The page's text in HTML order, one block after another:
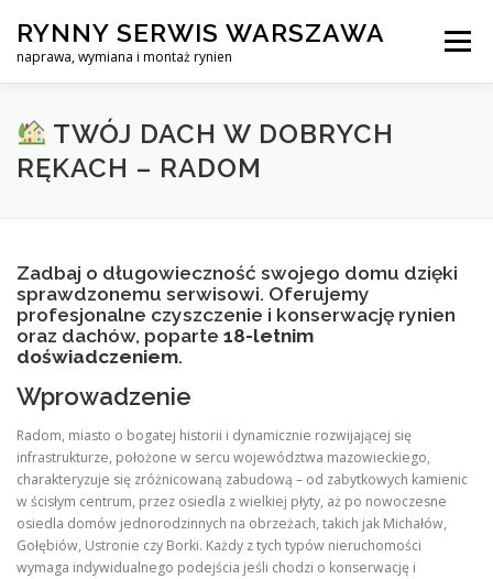
content
RYNNY SERWIS WARSZAWA
naprawa, wymiana i montaż rynien
Menu
CZYSZCZENIE PROFESJONALNA NAPRAWA, WYMIANA I
TWÓJ DACH W DOBRYCH
RĘKACH – RADOM
Zadbaj o długowieczność swojego domu dzięki
sprawdzonemu serwisowi. Oferujemy
profesjonalne czyszczenie i konserwację rynien
oraz dachów, poparte 18-letnim
doświadczeniem.
Wprowadzenie
Radom, miasto o bogatej historii i dynamicznie rozwijającej się
infrastrukturze, położone w sercu województwa mazowieckiego,
charakteryzuje się zróżnicowaną zabudową – od zabytkowych kamienic
w ścisłym centrum, przez osiedla z wielkiej płyty, aż po nowoczesne
osiedla domów jednorodzinnych na obrzeżach, takich jak Michałów,
Gołębiów, Ustronie czy Borki. Każdy z tych typów nieruchomości
wymaga indywidualnego podejścia jeśli chodzi o konserwację i